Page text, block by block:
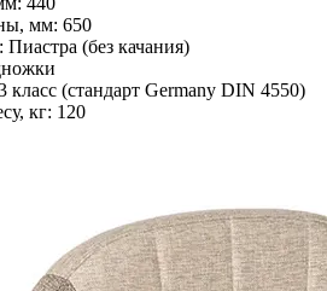
мм: 650
Пиастра (без качания)
класс (стандарт Germany DIN 4550)
кг: 120